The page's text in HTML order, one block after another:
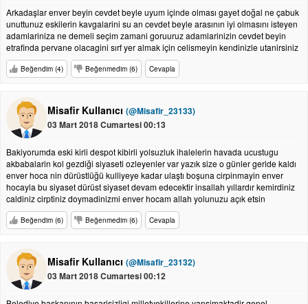
Arkadaşlar enver beyin cevdet beyle uyum içinde olması gayet doğal ne çabuk
unuttunuz eskilerin kavgalarini su an cevdet beyle arasının iyi olmasını isteyen
adamlariniza ne demeli seçim zamani goruuruz adamlarinizin cevdet beyin
etrafinda pervane olacagini sırf yer almak için celismeyin kendinizle utanirsiniz
Beğendim (4) Beğenmedim (6) Cevapla
Misafir Kullanıcı (@Misafir_23133)
03 Mart 2018 Cumartesi 00:13
Bakiyorumda eski kirli despot kibirli yolsuzluk ihalelerin havada ucustugu
akbabalarin kol gezdiği siyaseti ozleyenler var yazık size o günler geride kaldı
enver hoca nin dürüstlüğü kulliyeye kadar ulaştı boşuna cirpinmayin enver
hocayla bu siyaset dürüst siyaset devam edecektir insallah yıllardır kemirdiniz
caldiniz cirptiniz doymadinizmi enver hocam allah yolunuzu açık etsin
Beğendim (6) Beğenmedim (6) Cevapla
Misafir Kullanıcı (@Misafir_23132)
03 Mart 2018 Cumartesi 00:12